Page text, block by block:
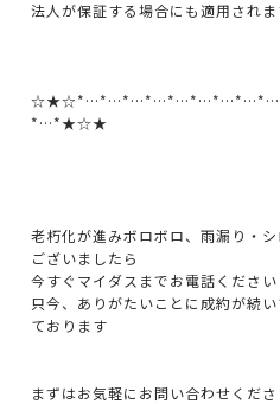
法人が保証する場合にも適用されま
*…*★☆★
老朽化が進みボロボロ、雨漏り・
ございましたら
今すぐマイダスまでお電話ください
只今、ありがたいことに成約が続
ております
まずはお気軽にお問い合わせくだ